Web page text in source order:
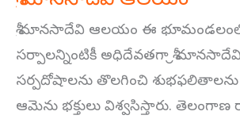
శ్రీ మానసాదేవి ఆలయం ఈ
సర్పాలన్నింటికీ అధిదేవతగా శ్రీ
సర్పదోషాలను తొలగించి
ఆమెను భక్తులు విశ్వసిస్తారు.